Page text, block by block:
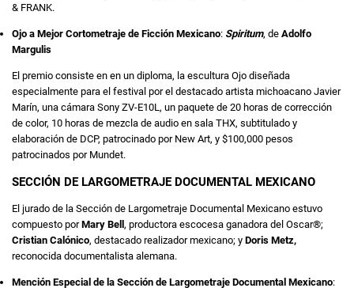
& FRANK.
Ojo a Mejor Cortometraje de Ficción Mexicano: Spiritum, de Adolfo
Margulis
El premio consiste en en un diploma, la escultura Ojo diseñada
especialmente para el festival por el destacado artista michoacano Javier
Marín, una cámara Sony ZV-E10L, un paquete de 20 horas de corrección
de color, 10 horas de mezcla de audio en sala THX, subtitulado y
elaboración de DCP, patrocinado por New Art, y $100,000 pesos
patrocinados por Mundet.
SECCIÓN DE LARGOMETRAJE DOCUMENTAL MEXICANO
El jurado de la Sección de Largometraje Documental Mexicano estuvo
compuesto porMary Bell , productora escocesa ganadora del Oscar®;
Cristian Calónico, destacado realizador mexicano; y Doris Metz,
reconocida documentalista alemana.
Mención Especial de la Sección de Largometraje Documental Mexicano: